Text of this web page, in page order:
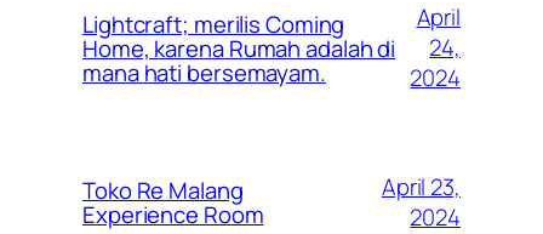
Lightcraft; merilis Coming
Home, karena Rumah adalah di
mana hati bersemayam.
April
24,
2024
Toko Re Malang
Experience Room
April 23,
2024